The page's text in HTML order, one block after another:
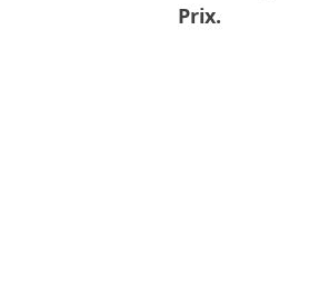
Prix.